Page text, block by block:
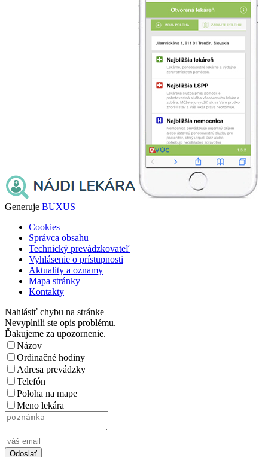
Generuje BUXUS
Cookies
Správca obsahu
Technický prevádzkovateľ
Vyhlásenie o prístupnosti
Aktuality a oznamy
Mapa stránky
Kontakty
Nahlásiť chybu na stránke
Nevyplnili ste opis problému.
Ďakujeme za upozornenie.
Názov
Ordinačné hodiny
Adresa prevádzky
Telefón
Poloha na mape
Meno lekára